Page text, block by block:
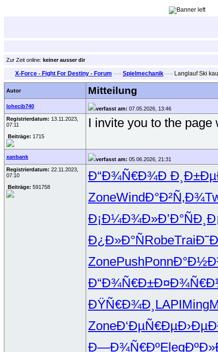
Zur Zeit online: keiner ausser dir
X-Force - Fight For Destiny - Forum —› Spielmechanik —› Langlauf Ski
Autor Mitteilung
lohecib740 verfasst am: 07.05.2026, 13:46
Registrierdatum: 13.11.2023,
07:11
Beiträge: 1715
I invite you to the
xanbank verfasst am: 05.06.2026, 21:31
Registrierdatum: 22.11.2023,
07:10
Beiträge: 591758
Ð“Ð¾Ñ€Ð¾Ð Ð¸Ð±Ðµ
ZoneWindÐ°Ð²Ñ‚Ð¾
Ð¡Ð¼Ð¾Ð»Ð’Ð°ÑÐ¸
Ð¿Ð»Ð°ÑRobeTrai
ZonePushPonn
Ð“Ð¾Ñ€Ð±
ÐŸÑ€Ð¾Ð¸ LAPIMing
ZoneÐ‘ÐµÑ€Ðµ
Ð—Ð¾Ñ€ÐºEleg